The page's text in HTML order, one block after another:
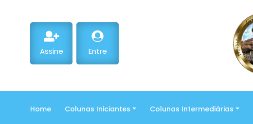
Assine Entre
Home Colunas Iniciantes Colunas Intermediárias